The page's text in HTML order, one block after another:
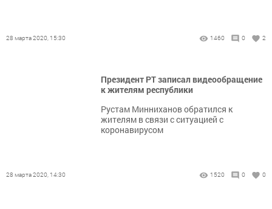
28 марта 2020, 15:30 1460 0 2
Президент РТ записал видеообращение
к жителям республики
Рустам Минниханов обратился к
жителям в связи с ситуацией с
коронавирусом
28 марта 2020, 14:30 1520 0 0